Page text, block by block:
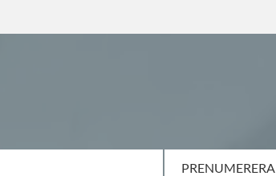
PRENUMERERA